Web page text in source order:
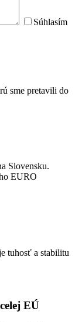
Súhlasím
sme pretavili do
Slovensku.
EURO
tuhosť a stabilitu
EÚ